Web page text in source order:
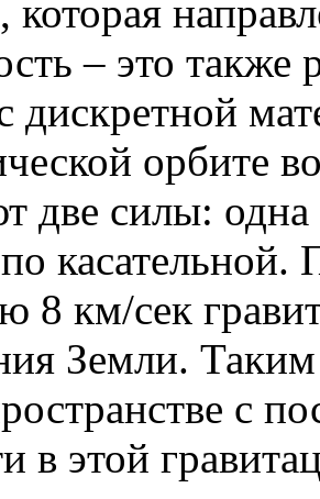
которая
– это также
дискретной
орбите
две силы:
8 км/сек
Земли.
с
в этой